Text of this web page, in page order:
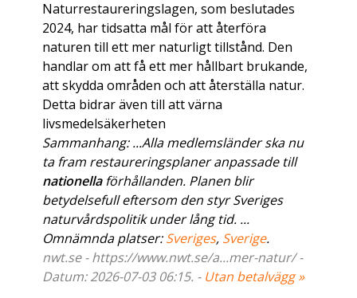
Naturrestaureringslagen, som beslutades
2024, har tidsatta mål för att återföra
naturen till ett mer naturligt tillstånd. Den
handlar om att få ett mer hållbart brukande,
att skydda områden och att återställa natur.
Detta bidrar även till att värna
livsmedelsäkerheten
Sammanhang: ...Alla medlemsländer ska nu
ta fram restaureringsplaner anpassade till
nationellaförhållanden. Planen blir
betydelsefull eftersom den styr Sveriges
naturvårdspolitik under lång tid. ...
Omnämnda platser:Sveriges, Sverige.
nwt.se - https://www.nwt.se/a...mer-natur/ -
Datum: 2026-07-03 06:15. - Utan betalvägg »